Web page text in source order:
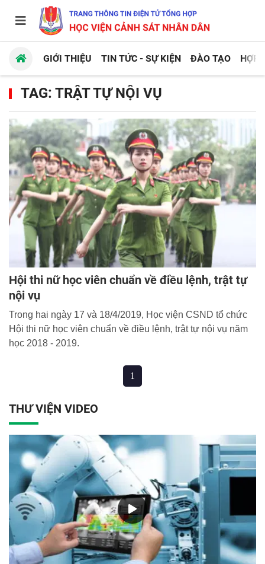
GIỚI THIỆU TIN TỨC - SỰ KIỆN ĐÀO TẠO HỢP
TAG: TRẬT TỰ NỘI VỤ
Hội thi nữ học viên chuẩn về điều lệnh, trật tự
nội vụ
Trong hai ngày 17 và 18/4/2019, Học viện CSND tổ chức
Hội thi nữ học viên chuẩn về điều lệnh, trật tự nội vụ năm
học 2018 - 2019.
1
THƯ VIỆN VIDEO